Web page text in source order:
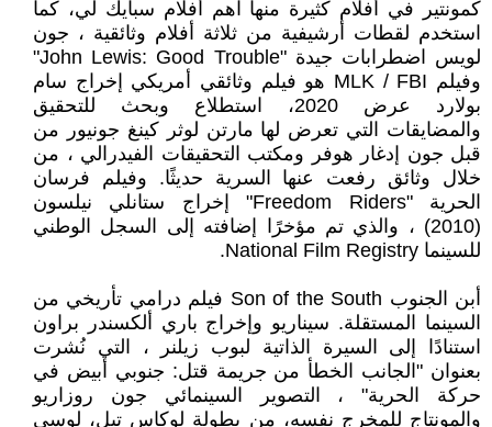
كمونتير في أفلام كثيرة منها اهم أفلام سبايك لي، كما
استخدم لقطات أرشيفية من ثلاثة أفلام وثائقية ، جون
لويس اضطرابات جيدة "John Lewis: Good Trouble"
وفيلم MLK / FBI هو فيلم وثائقي أمريكي إخراج سام
بولارد عرض 2020، استطلاع وبحث للتحقيق
والمضايقات التي تعرض لها مارتن لوثر كينغ جونيور من
قبل جون إدغار هوفر ومكتب التحقيقات الفيدرالي ، من
خلال وثائق رفعت عنها السرية حديثًا. وفيلم فرسان
الحرية "Freedom Riders" إخراج ستانلي نيلسون
(2010) ، والذي تم مؤخرًا إضافته إلى السجل الوطني
للسينما National Film Registry.
أبن الجنوب Son of the South فيلم درامي تأريخي من
السينما المستقلة. سيناريو وإخراج باري ألكسندر براون
استنادًا إلى السيرة الذاتية لبوب زيلنر ، التي نُشرت
بعنوان "الجانب الخطأ من جريمة قتل: جنوبي أبيض في
حركة الحرية" ، التصوير السينمائي جون روزاريو
والمونتاج للمخرج نفسه، من بطولة لوكاس تيل، لوسي